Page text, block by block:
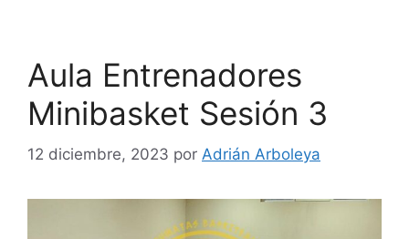
Aula Entrenadores
Minibasket Sesión 3
12 diciembre, 2023 por Adrián Arboleya